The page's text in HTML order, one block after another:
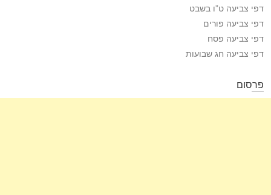
דפי צביעה ט”ו בשבט
דפי צביעה פורים
דפי צביעה פסח
דפי צביעה חג שבועות
פרסום